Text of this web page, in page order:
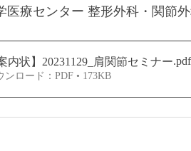
医療センター 整形外科・関節
内状】20231129_肩関節セミナー.pdf
ンロード：PDF • 173KB